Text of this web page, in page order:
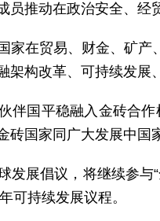
员推动在政治安全、
家在贸易、财金、矿
架构改革、可持续发
伴国平稳融入金砖合
砖国家同广大发展中国
发展倡议，将继续参
可持续发展议程。